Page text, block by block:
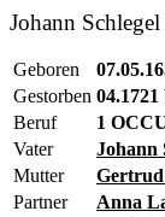
Johann
Geboren
Gestorben
Beruf
1
Vater
Johann
Mutter
Partner
Anna